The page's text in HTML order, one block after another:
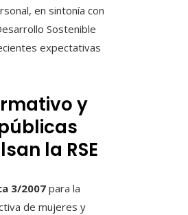
en sintonía con
Sostenible
expectativas
y
la RSE
3/2007 para la
de mujeres y